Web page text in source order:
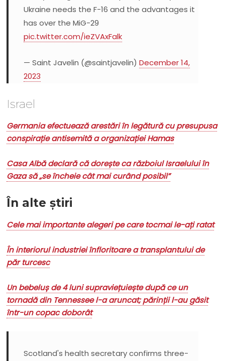
Ukraine needs the F-16 and the advantages it
has over the MiG-29
pic.twitter.com/ieZVAxFalk
— Saint Javelin (@saintjavelin)December 14,
2023
Israel
Germania efectuează arestări în legătură cu presupusa
conspirație antisemită a organizației Hamas
Casa Albă declară că dorește ca războiul Israelului în
Gaza să „se încheie cât mai curând posibil”
În alte știri
Cele mai importante alegeri pe care tocmai le-ați ratat
În interiorul industriei înfloritoare a transplantului de
păr turcesc
Un bebeluș de 4 luni supraviețuiește după ce un
tornadă din Tennessee l-a aruncat; părinții l-au găsit
într-un copac doborât
Scotland's health secretary confirms three-